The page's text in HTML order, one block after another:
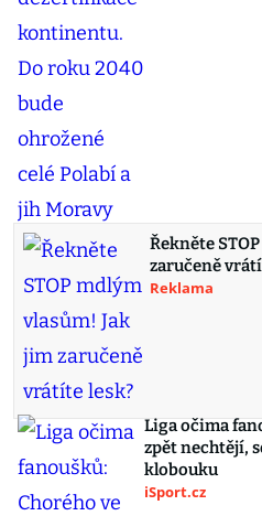
Řekněte
zaručeně
Reklama
Liga očima
zpět nechtějí,
klobouku
iSport.cz